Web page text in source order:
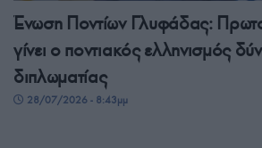
Ένωση Ποντίων Γλυφάδας:
γίνει ο ποντιακός ελληνισμός
διπλωματίας
28/07/2026 - 8:43μμ